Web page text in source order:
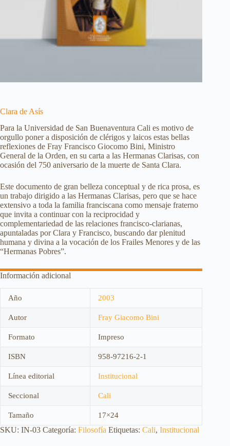
Clara de Asís
Para la Universidad de San Buenaventura Cali es motivo de
orgullo poner a disposición de clérigos y laicos estas bellas
reflexiones de Fray Francisco Giocomo Bini, Ministro
General de la Orden, en su carta a las Hermanas Clarisas, con
ocasión del 750 aniversario de la muerte de Santa Clara.
Este documento de gran belleza conceptual y de rica prosa, es
un trabajo dirigido a las Hermanas Clarisas, pero que se hace
extensivo a toda la familia franciscana como mensaje fraterno
que invita a continuar con la reciprocidad y
complementariedad de las relaciones francisco-clarianas,
apuntaladas por Clara y Francisco, buscando dar plenitud
humana y divina a la vocación de los Frailes Menores y de las
“Hermanas Pobres”.
Información adicional
Año 2003
Autor Fray Giacomo Bini
Formato Impreso
ISBN 958-97216-2-1
Línea editorial Institucional
Seccional Cali
Tamaño 17×24
SKU: IN-03 Categoría: Filosofía Etiquetas: Cali, Institucional